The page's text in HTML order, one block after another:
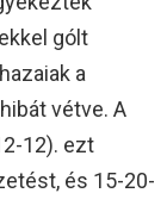
gólt
a
vétve. A
12). ezt
és 15-20-